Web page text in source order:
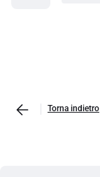
Torna indietro